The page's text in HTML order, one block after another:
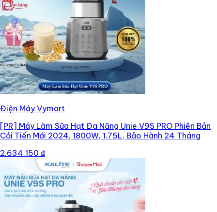
Điện Máy Vymart
[PR] Máy Làm Sữa Hạt Đa Năng Unie V9S PRO Phiên Bản
Cải Tiến Mới 2024, 1800W, 1.75L, Bảo Hành 24 Tháng
2.634.150 ₫